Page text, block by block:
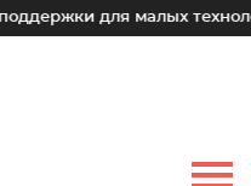
для малых